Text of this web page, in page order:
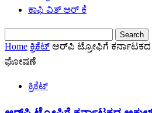
ಕಾಫಿ ವಿತ್ ಅರ್ ಕೆ
Home ಕ್ರಿಕೆಟ್ ಆರ್‌ಪಿ ಟ್ರೋಫಿಗೆ
ಘೋಷಣೆ
ಕ್ರಿಕೆಟ್